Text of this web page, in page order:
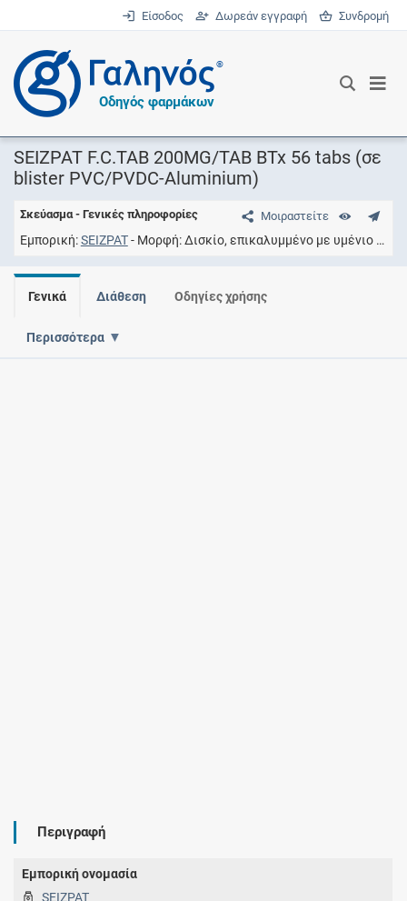
Είσοδος Δωρεάν εγγραφή Συνδρομή
®
Οδηγός φαρμάκων
SEIZPAT F.C.TAB 200MG/TAB BTx 56 tabs (σε
blister PVC/PVDC-Aluminium)
Μοιραστείτε
Σκεύασμα - Γενικές πληροφορίες
Εμπορική SEIZPAT Μορφή Δισκίο, επικαλυμμένο με υμένιο
Γενικά Διάθεση Οδηγίες χρήσης
Περισσότερα
Περιγραφή
Εμπορική ονομασία
SEIZPAT